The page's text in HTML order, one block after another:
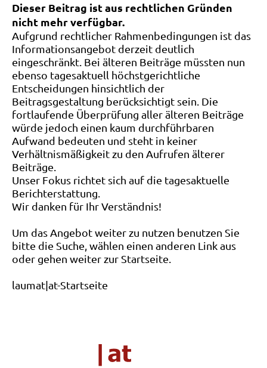
Dieser Beitrag ist aus rechtlichen Gründen
nicht mehr verfügbar.
Aufgrund rechtlicher Rahmenbedingungen ist das
Informationsangebot derzeit deutlich
eingeschränkt. Bei älteren Beiträge müssten nun
ebenso tagesaktuell höchstgerichtliche
Entscheidungen hinsichtlich der
Beitragsgestaltung berücksichtigt sein. Die
fortlaufende Überprüfung aller älteren Beiträge
würde jedoch einen kaum durchführbaren
Aufwand bedeuten und steht in keiner
Verhältnismäßigkeit zu den Aufrufen älterer
Beiträge.
Unser Fokus richtet sich auf die tagesaktuelle
Berichterstattung.
Wir danken für Ihr Verständnis!
Um das Angebot weiter zu nutzen benutzen Sie
bitte die Suche, wählen einen anderen Link aus
oder gehen weiter zur Startseite.
laumat|at-Startseite